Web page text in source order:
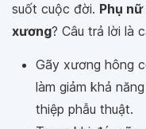
suốt cuộc đời. Phụ
xương? Câu trả lời là
Gãy xương hông
làm giảm khả
thiệp phẫu thuật.